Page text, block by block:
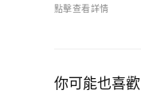
點擊查看詳情
你可能也喜歡